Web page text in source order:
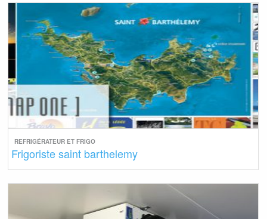
REFRIGÉRATEUR ET FRIGO
Frigoriste saint barthelemy